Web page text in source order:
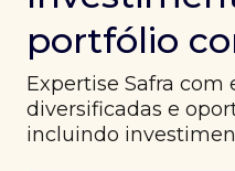
portfólio
Expertise Safra com
diversificadas e
incluindo